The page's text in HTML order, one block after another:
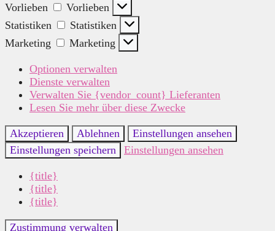
Vorlieben
Vorlieben
Statistiken
Statistiken
Marketing
Marketing
Optionen verwalten
Dienste verwalten
Verwalten Sie {vendor_count} Lieferanten
Lesen Sie mehr über diese Zwecke
Akzeptieren Ablehnen
Einstellungen ansehen
Einstellungen speichern
Einstellungen ansehen
{title}
{title}
{title}
Zustimmung verwalten